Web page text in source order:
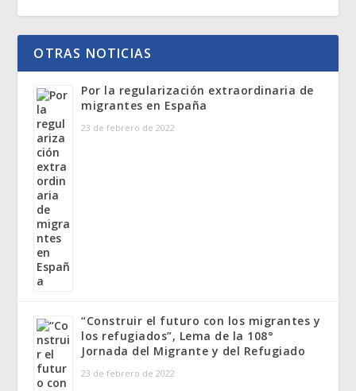
OTRAS NOTICIAS
Por la regularización extraordinaria de
migrantes en España
23 de febrero de 2022
“Construir el futuro con los migrantes y
los refugiados”, Lema de la 108°
Jornada del Migrante y del Refugiado
23 de febrero de 2022